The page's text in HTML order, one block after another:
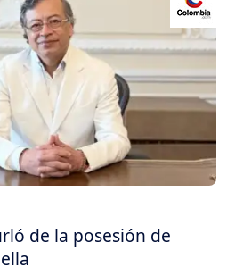
de la posesión de